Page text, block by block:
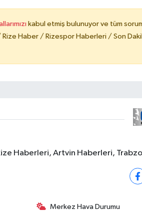
kabul etmiş bulunuyor ve tüm
Haber / Rizespor Haberleri / Son
Haberleri, Artvin Haberleri,
Merkez Hava Durumu